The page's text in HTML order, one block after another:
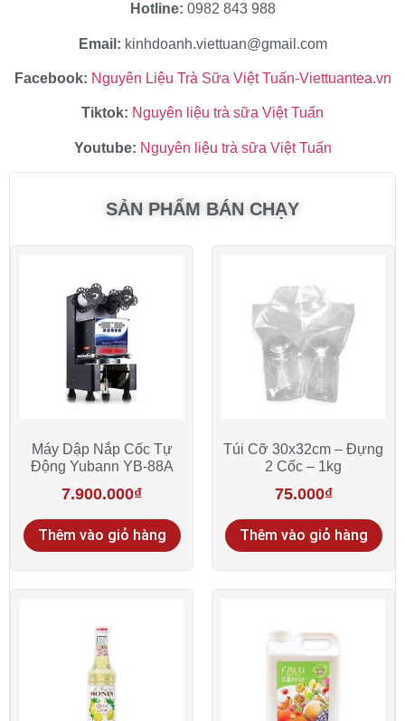
SẢN PHẨM BÁN CHẠY
Máy Dập Nắp Cốc Tự
Động Yubann YB-88A
7.900.000₫
Thêm vào giỏ hàng
Túi Cỡ 30x32cm – Đựng
2 Cốc – 1kg
75.000₫
Thêm vào giỏ hàng
Hotline: 0982 843 988
Email: kinhdoanh.viettuan@gmail.com
Facebook: Nguyên Liệu Trà Sữa Việt Tuấn-Viettuantea.vn
Tiktok: Nguyên liệu trà sữa Việt Tuấn
Youtube: Nguyên liệu trà sữa Việt Tuấn